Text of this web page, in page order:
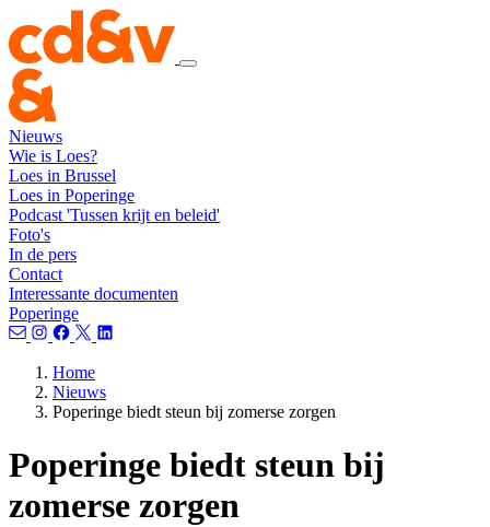
Nieuws
Wie is Loes?
Loes in Brussel
Loes in Poperinge
Podcast 'Tussen krijt en beleid'
Foto's
In de pers
Contact
Interessante documenten
Poperinge
Home
Nieuws
Poperinge biedt steun bij zomerse zorgen
Poperinge biedt steun bij
zomerse zorgen